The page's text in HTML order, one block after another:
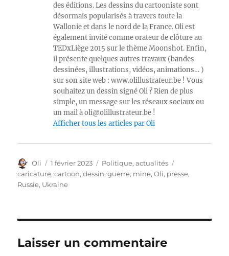
des éditions. Les dessins du cartooniste sont
désormais popularisés à travers toute la
Wallonie et dans le nord de la France. Oli est
également invité comme orateur de clôture au
TEDxLiège 2015 sur le thème Moonshot. Enfin,
il présente quelques autres travaux (bandes
dessinées, illustrations, vidéos, animations… )
sur son site web : www.olillustrateur.be ! Vous
souhaitez un dessin signé Oli ? Rien de plus
simple, un message sur les réseaux sociaux ou
un mail à oli@olillustrateur.be !
Afficher tous les articles par Oli
Auteur
Oli
Publié
le
1 février 2023 Catégories
Politique, actualités
caricature,cartoon,dessin,guerre, mine,Oli, presse,
Russie, Ukraine
Laisser un commentaire